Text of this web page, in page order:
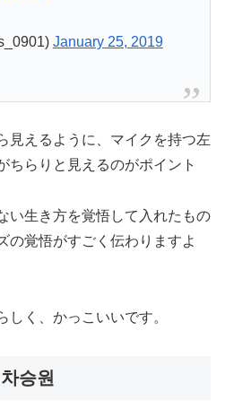
January 25, 2019
見えるように、マイクを持つ左
ちらりと見えるのがポイント
い生き方を覚悟して入れたもの
の覚悟がすごく伝わりますよ
しく、かっこいいです。
승원